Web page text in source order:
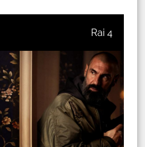
Rai 4